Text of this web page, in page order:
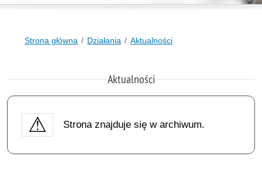
Strona główna Działania Aktualności
Aktualności
Strona znajduje się w archiwum.